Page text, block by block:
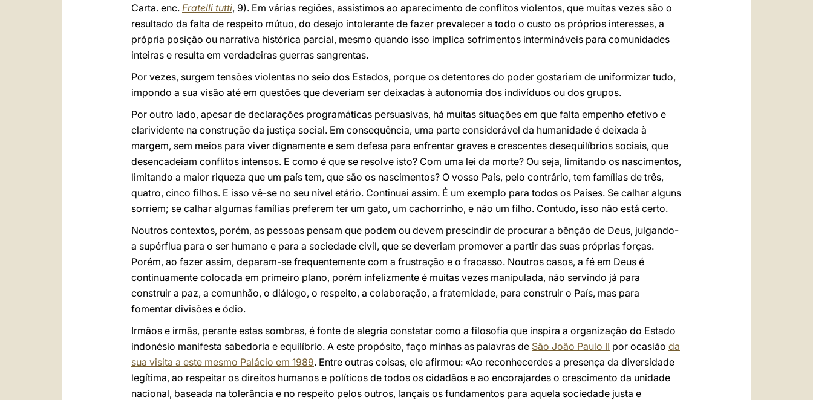
Carta. enc. Fratelli tutti, 9). Em várias regiões, assistimos ao aparecimento de conflitos violentos, que muitas vezes são o
resultado da falta de respeito mútuo, do desejo intolerante de fazer prevalecer a todo o custo os próprios interesses, a
própria posição ou narrativa histórica parcial, mesmo quando isso implica sofrimentos intermináveis para comunidades
inteiras e resulta em verdadeiras guerras sangrentas.
Por vezes, surgem tensões violentas no seio dos Estados, porque os detentores do poder gostariam de uniformizar tudo,
impondo a sua visão até em questões que deveriam ser deixadas à autonomia dos indivíduos ou dos grupos.
Por outro lado, apesar de declarações programáticas persuasivas, há muitas situações em que falta empenho efetivo e
clarividente na construção da justiça social. Em consequência, uma parte considerável da humanidade é deixada à
margem, sem meios para viver dignamente e sem defesa para enfrentar graves e crescentes desequilíbrios sociais, que
desencadeiam conflitos intensos. E como é que se resolve isto? Com uma lei da morte? Ou seja, limitando os nascimentos,
limitando a maior riqueza que um país tem, que são os nascimentos? O vosso País, pelo contrário, tem famílias de três,
quatro, cinco filhos. E isso vê-se no seu nível etário. Continuai assim. É um exemplo para todos os Países. Se calhar alguns
sorriem; se calhar algumas famílias preferem ter um gato, um cachorrinho, e não um filho. Contudo, isso não está certo.
Noutros contextos, porém, as pessoas pensam que podem ou devem prescindir de procurar a bênção de Deus, julgando-
a supérflua para o ser humano e para a sociedade civil, que se deveriam promover a partir das suas próprias forças.
Porém, ao fazer assim, deparam-se frequentemente com a frustração e o fracasso. Noutros casos, a fé em Deus é
continuamente colocada em primeiro plano, porém infelizmente é muitas vezes manipulada, não servindo já para
construir a paz, a comunhão, o diálogo, o respeito, a colaboração, a fraternidade, para construir o País, mas para
fomentar divisões e ódio.
Irmãos e irmãs, perante estas sombras, é fonte de alegria constatar como a filosofia que inspira a organização do Estado
indonésio manifesta sabedoria e equilíbrio. A este propósito, faço minhas as palavras de São João Paulo II por ocasião da
sua visita a este mesmo Palácio em 1989. Entre outras coisas, ele afirmou: «Ao reconhecerdes a presença da diversidade
legítima, ao respeitar os direitos humanos e políticos de todos os cidadãos e ao encorajardes o crescimento da unidade
nacional, baseada na tolerância e no respeito pelos outros, lançais os fundamentos para aquela sociedade justa e